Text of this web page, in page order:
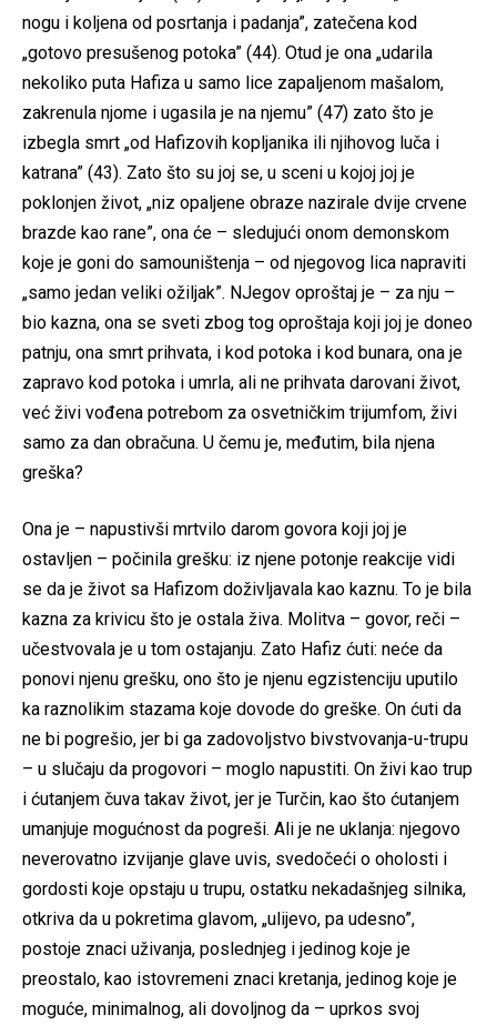
nogu i koljena od posrtanja i padanja”, zatečena kod
„gotovo presušenog potoka” (44). Otud je ona „udarila
nekoliko puta Hafiza u samo lice zapaljenom mašalom,
zakrenula njome i ugasila je na njemu” (47) zato što je
izbegla smrt „od Hafizovih kopljanika ili njihovog luča i
katrana” (43). Zato što su joj se, u sceni u kojoj joj je
poklonjen život, „niz opaljene obraze nazirale dvije crvene
brazde kao rane”, ona će – sledujući onom demonskom
koje je goni do samouništenja – od njegovog lica napraviti
„samo jedan veliki ožiljak”. NJegov oproštaj je – za nju –
bio kazna, ona se sveti zbog tog oproštaja koji joj je doneo
patnju, ona smrt prihvata, i kod potoka i kod bunara, ona je
zapravo kod potoka i umrla, ali ne prihvata darovani život,
već živi vođena potrebom za osvetničkim trijumfom, živi
samo za dan obračuna. U čemu je, međutim, bila njena
greška?
Ona je – napustivši mrtvilo darom govora koji joj je
ostavljen – počinila grešku: iz njene potonje reakcije vidi
se da je život sa Hafizom doživljavala kao kaznu. To je bila
kazna za krivicu što je ostala živa. Molitva – govor, reči –
učestvovala je u tom ostajanju. Zato Hafiz ćuti: neće da
ponovi njenu grešku, ono što je njenu egzistenciju uputilo
ka raznolikim stazama koje dovode do greške. On ćuti da
ne bi pogrešio, jer bi ga zadovoljstvo bivstvovanja-u-trupu
– u slučaju da progovori – moglo napustiti. On živi kao trup
i ćutanjem čuva takav život, jer je Turčin, kao što ćutanjem
umanjuje mogućnost da pogreši. Ali je ne uklanja: njegovo
neverovatno izvijanje glave uvis, svedočeći o oholosti i
gordosti koje opstaju u trupu, ostatku nekadašnjeg silnika,
otkriva da u pokretima glavom, „ulijevo, pa udesno”,
postoje znaci uživanja, poslednjeg i jedinog koje je
preostalo, kao istovremeni znaci kretanja, jedinog koje je
moguće, minimalnog, ali dovoljnog da – uprkos svoj